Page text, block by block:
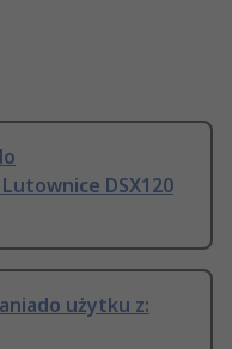
DSX120
użytku z: